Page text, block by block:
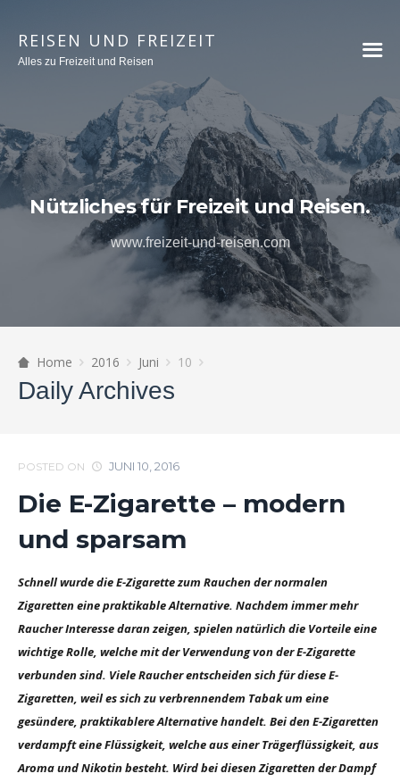
REISEN UND FREIZEIT
Alles zu Freizeit und Reisen
Nützliches für Freizeit und Reisen.
www.freizeit-und-reisen.com
Home 2016 Juni 10
Daily Archives
POSTED ON JUNI 10, 2016
Die E-Zigarette – modern
und sparsam
Schnell wurde die E-Zigarette zum Rauchen der normalen
Zigaretten eine praktikable Alternative. Nachdem immer mehr
Raucher Interesse daran zeigen, spielen natürlich die Vorteile eine
wichtige Rolle, welche mit der Verwendung von der E-Zigarette
verbunden sind. Viele Raucher entscheiden sich für diese E-
Zigaretten, weil es sich zu verbrennendem Tabak um eine
gesündere, praktikablere Alternative handelt. Bei den E-Zigaretten
verdampft eine Flüssigkeit, welche aus einer Trägerflüssigkeit, aus
Aroma und Nikotin besteht. Wird bei diesen Zigaretten der Dampf